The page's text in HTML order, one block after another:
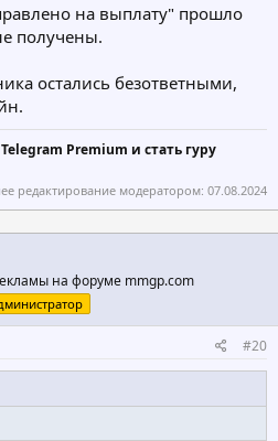
на выплату" прошло
получены.
остались безответными,
Premium и стать гуру
редактирование модератором: 07.08.2024
на форуме mmgp.com
#20